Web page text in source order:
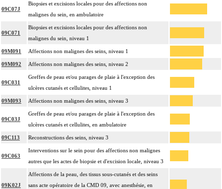
09C07J
Biopsies et excisions locales pour des affections non
malignes du sein, en ambulatoire
09C071
Biopsies et excisions locales pour des affections non
malignes du sein, niveau 1
09M091 Affections non malignes des seins, niveau 1
09M092 Affections non malignes des seins, niveau 2
09C031
Greffes de peau et/ou parages de plaie à l'exception des
ulcères cutanés et cellulites, niveau 1
09M093 Affections non malignes des seins, niveau 3
09C03J
Greffes de peau et/ou parages de plaie à l'exception des
ulcères cutanés et cellulites, en ambulatoire
09C113 Reconstructions des seins, niveau 3
09C063
Interventions sur le sein pour des affections non malignes
autres que les actes de biopsie et d'excision locale, niveau 3
09K02J
Affections de la peau, des tissus sous-cutanés et des seins
sans acte opératoire de la CMD 09, avec anesthésie, en